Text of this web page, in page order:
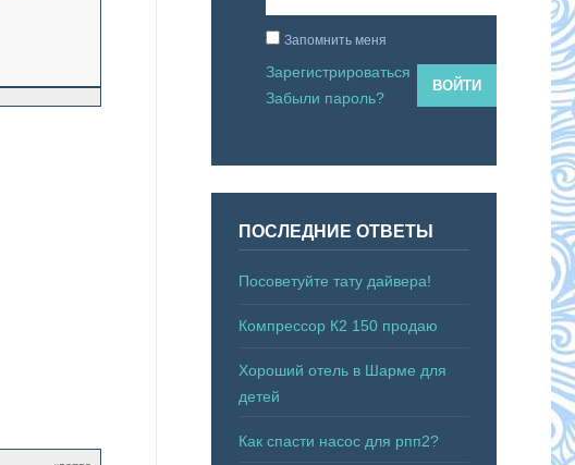
Запомнить меня
ВОЙТИ
Зарегистрироваться
Забыли пароль?
ПОСЛЕДНИЕ ОТВЕТЫ
Посоветуйте тату дайвера!
Компрессор К2 150 продаю
Хороший отель в Шарме для
детей
Как спасти насос для рпп2?